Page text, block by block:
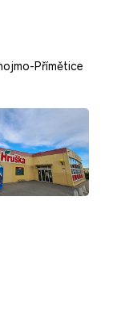
Přímětice